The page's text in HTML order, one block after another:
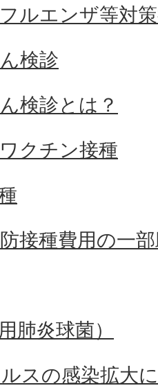
ルエンザ等対
検診
検診とは？
クチン接種
接種費用の一
肺炎球菌）
スの感染拡大